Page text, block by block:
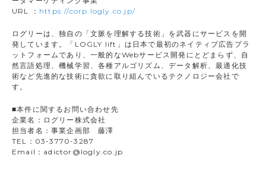
URL ： https://corp.logly.co.jp/
ログリーは、独自の「文脈を理解する技術」を武器にサービスを開
発しています。「LOGLY lift」は日本で最初のネイティブ広告プラ
ットフォームであり、一般的なWebサービス開発にとどまらず、自
然言語処理、機械学習、各種アルゴリズム、データ解析、最適化技
術など先進的な技術に貪欲に取り組んでいるテクノロジー会社で
す。
■本件に関するお問い合わせ先
企業名：ログリー株式会社
担当者名：事業企画部 藤澤
TEL：03-3770-3287
Email：adictor@logly.co.jp